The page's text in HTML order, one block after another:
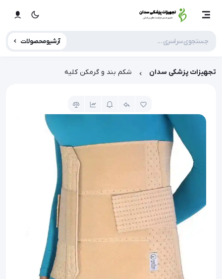
آرشیو محصولات
تجهیزات پزشکی سدان شکم بند و گرمکن کلیه